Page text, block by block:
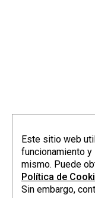
Este sitio web
funcionamiento
mismo. Puede
Política de
Sin embargo,